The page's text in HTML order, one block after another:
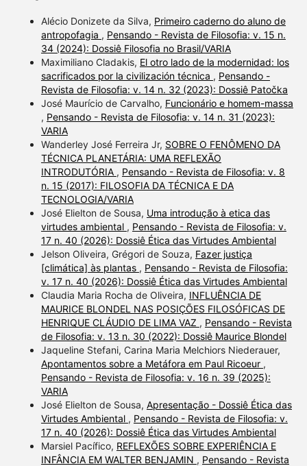
Alécio Donizete da Silva, Primeiro caderno do aluno de
antropofagia , Pensando - Revista de Filosofia: v. 15 n.
34 (2024): Dossiê Filosofia no Brasil/VARIA
Maximiliano Cladakis, El otro lado de la modernidad: los
sacrificados por la civilización técnica , Pensando -
Revista de Filosofia: v. 14 n. 32 (2023): Dossiê Patočka
José Maurício de Carvalho, Funcionário e homem-massa
, Pensando - Revista de Filosofia: v. 14 n. 31 (2023):
VARIA
Wanderley José Ferreira Jr, SOBRE O FENÔMENO DA
TÉCNICA PLANETÁRIA: UMA REFLEXÃO
INTRODUTÓRIA , Pensando - Revista de Filosofia: v. 8
n. 15 (2017): FILOSOFIA DA TÉCNICA E DA
TECNOLOGIA/VARIA
José Elielton de Sousa, Uma introdução à etica das
virtudes ambiental , Pensando - Revista de Filosofia: v.
17 n. 40 (2026): Dossiê Ética das Virtudes Ambiental
Jelson Oliveira, Grégori de Souza, Fazer justiça
[climática] às plantas , Pensando - Revista de Filosofia:
v. 17 n. 40 (2026): Dossiê Ética das Virtudes Ambiental
Claudia Maria Rocha de Oliveira, INFLUÊNCIA DE
MAURICE BLONDEL NAS POSIÇÕES FILOSÓFICAS DE
HENRIQUE CLÁUDIO DE LIMA VAZ , Pensando - Revista
de Filosofia: v. 13 n. 30 (2022): Dossiê Maurice Blondel
Jaqueline Stefani, Carina Maria Melchiors Niederauer,
Apontamentos sobre a Metáfora em Paul Ricoeur ,
Pensando - Revista de Filosofia: v. 16 n. 39 (2025):
VARIA
José Elielton de Sousa, Apresentação - Dossiê Ética das
Virtudes Ambiental , Pensando - Revista de Filosofia: v.
17 n. 40 (2026): Dossiê Ética das Virtudes Ambiental
Marsiel Pacífico, REFLEXÕES SOBRE EXPERIÊNCIA E
INFÂNCIA EM WALTER BENJAMIN , Pensando - Revista